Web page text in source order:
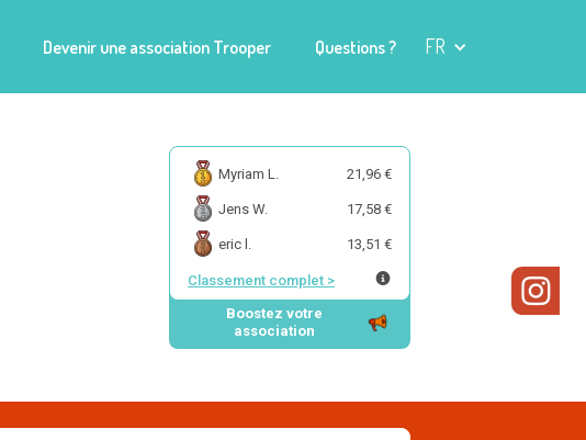
Devenir une association Trooper Questions ? FR
Myriam L. 21,96 €
Jens W. 17,58 €
eric l. 13,51 €
Classement complet >
Boostez votre
association